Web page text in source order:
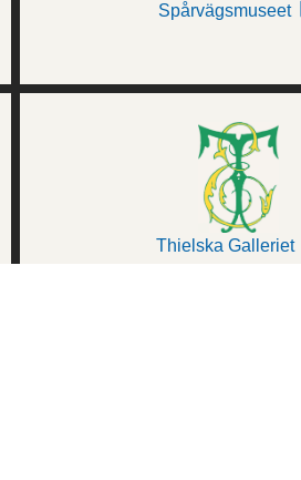
Spårvägsmuseet
Thielska Galleriet